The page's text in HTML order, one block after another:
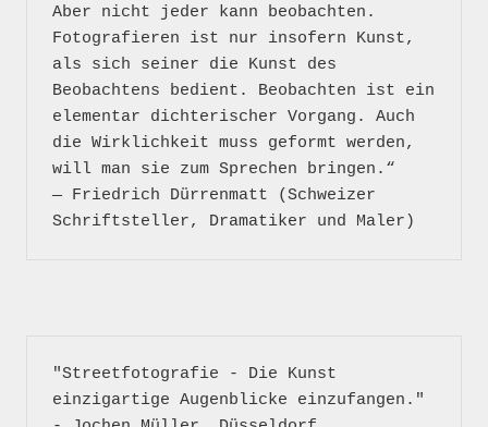
Aber nicht jeder kann beobachten.
Fotografieren ist nur insofern Kunst,
als sich seiner die Kunst des
Beobachtens bedient. Beobachten ist ein
elementar dichterischer Vorgang. Auch
die Wirklichkeit muss geformt werden,
will man sie zum Sprechen bringen.“
― Friedrich Dürrenmatt (Schweizer
"Streetfotografie - Die Kunst
einzigartige Augenblicke einzufangen."